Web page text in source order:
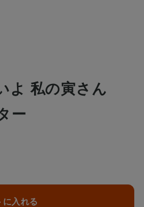
よ 私の寅さん
ー
に入れる